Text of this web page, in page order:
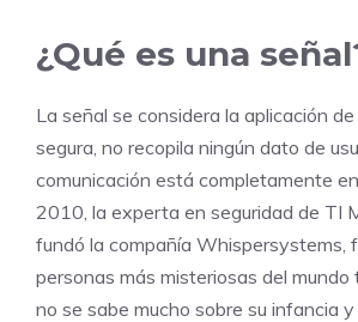
¿Qué es una
La señal se considera la aplicación
segura, no recopila ningún dato de
comunicación está completamente
2010, la experta en seguridad de TI
fundó la compañía Whispersystems,
personas más misteriosas del mundo
no se sabe mucho sobre su infancia